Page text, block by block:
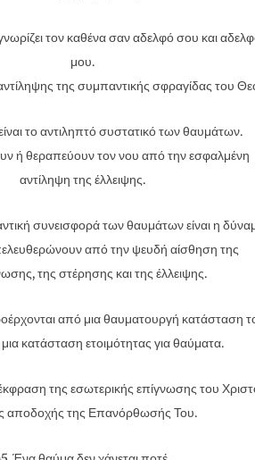
τον καθένα σαν αδελφό σου και
μου.
της συμπαντικής σφραγίδας του
το αντιληπτό συστατικό των θαυμάτων.
ή θεραπεύουν τον νου από την εσφαλμένη
αντίληψη της έλλειψης.
συνεισφορά των θαυμάτων είναι η
από την ψευδή αίσθηση της
της στέρησης και της έλλειψης.
από μια θαυματουργή κατάσταση
κατάσταση ετοιμότητας για θαύματα.
της εσωτερικής επίγνωσης του
αποδοχής της Επανόρθωσής Του.